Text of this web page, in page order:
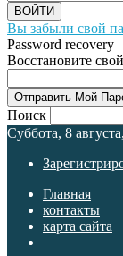
Вы забыли свой
Password recovery
Восстановите
Поиск
Суббота, 8
Главная
контакты
карта сайта